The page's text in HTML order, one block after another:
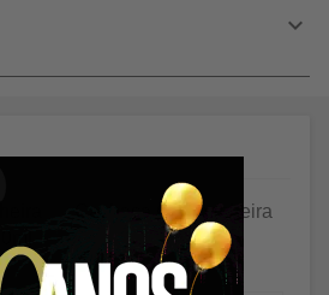
Cachaça Companheira
Ouro 670ml